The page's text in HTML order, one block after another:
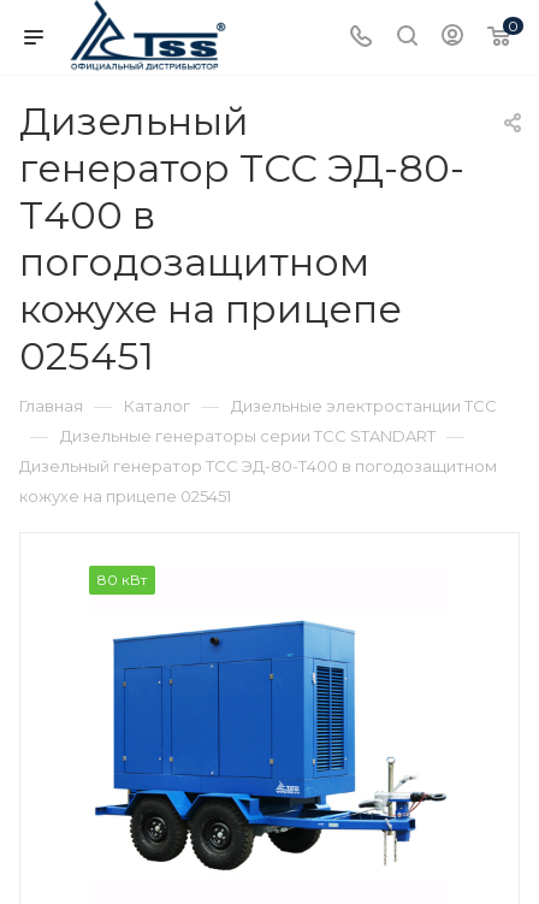
0
Дизельный
генератор ТСС ЭД-80-
Т400 в
погодозащитном
кожухе на прицепе
025451
Главная — Каталог — Дизельные электростанции ТСС
— Дизельные генераторы серии ТСС STANDART —
Дизельный генератор ТСС ЭД-80-Т400 в погодозащитном
кожухе на прицепе 025451
80 кВт